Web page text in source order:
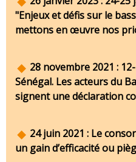
"Enjeux et défis sur le
mettons en œuvre nos
28 novembre 2021 :
Sénégal. Les acteurs du
signent une déclaration
24 juin 2021 : Le
un gain d’efficacité ou